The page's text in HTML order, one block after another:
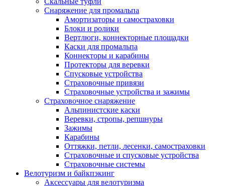
Снаряжение для промальпа
Амортизаторы и самостраховки
Блоки и ролики
Вертлюги, коннекторные площадки
Каски для промальпа
Коннекторы и карабины
Протекторы для веревки
Спусковые устройства
Страховочные привязи
Страховочные устройства и зажимы
Страховочное снаряжение
Альпинистские каски
Веревки, стропы, репшнуры
Зажимы
Карабины
Оттяжки, петли, лесенки, самостраховки
Страховочные и спусковые устройства
Страховочные системы
Велотуризм и байкпэкинг
Аксессуары для велотуризма